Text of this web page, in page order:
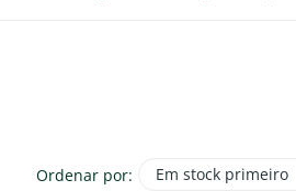
Ordenar por: Em stock primeiro